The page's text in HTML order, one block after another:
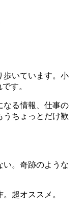
歩いています。小
す。
なる情報、仕事の
うちょっとだけ歓
。奇跡のような
超オススメ。